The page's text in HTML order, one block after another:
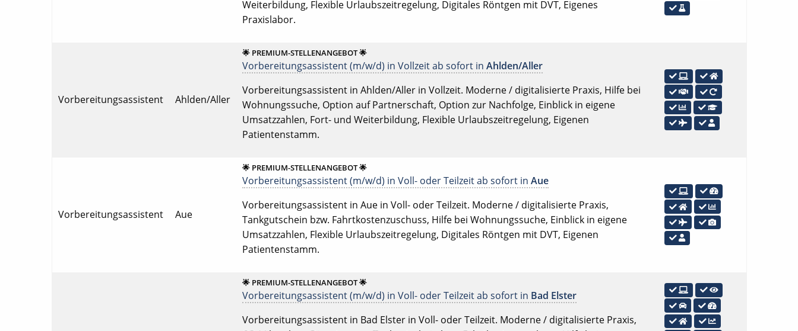
Weiterbildung, Flexible Urlaubszeitregelung, Digitales Röntgen mit DVT, Eigenes
Praxislabor.
Vorbereitungsassistent Ahlden/Aller
🌟 PREMIUM-STELLENANGEBOT 🌟
Vorbereitungsassistent (m/w/d) in Vollzeit ab sofort in Ahlden/Aller
Vorbereitungsassistent in Ahlden/Aller in Vollzeit. Moderne / digitalisierte Praxis, Hilfe bei
Wohnungssuche, Option auf Partnerschaft, Option zur Nachfolge, Einblick in eigene
Umsatzzahlen, Fort- und Weiterbildung, Flexible Urlaubszeitregelung, Eigenen
Patientenstamm.
Vorbereitungsassistent Aue
🌟 PREMIUM-STELLENANGEBOT 🌟
Vorbereitungsassistent (m/w/d) in Voll- oder Teilzeit ab sofort in Aue
Vorbereitungsassistent in Aue in Voll- oder Teilzeit. Moderne / digitalisierte Praxis,
Tankgutschein bzw. Fahrtkostenzuschuss, Hilfe bei Wohnungssuche, Einblick in eigene
Umsatzzahlen, Flexible Urlaubszeitregelung, Digitales Röntgen mit DVT, Eigenen
Patientenstamm.
🌟 PREMIUM-STELLENANGEBOT 🌟
Vorbereitungsassistent (m/w/d) in Voll- oder Teilzeit ab sofort in Bad Elster
Vorbereitungsassistent in Bad Elster in Voll- oder Teilzeit. Moderne / digitalisierte Praxis,